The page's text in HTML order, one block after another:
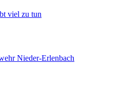
viel zu tun
Nieder-Erlenbach